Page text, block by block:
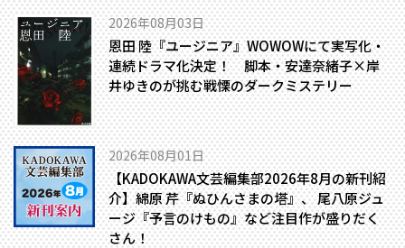
2026年08月03日
恩田 陸『ユージニア』WOWOWにて実写化・
連続ドラマ化決定！ 脚本・安達奈緒子×岸
井ゆきのが挑む戦慄のダークミステリー
2026年08月01日
【KADOKAWA文芸編集部2026年8月の新刊紹
介】綿原 芹『ぬひんさまの塔』、 尾八原ジュ
ージ『予言のけもの』など注目作が盛りだく
さん！